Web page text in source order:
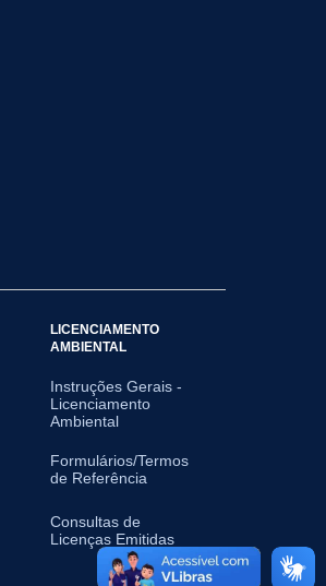
LICENCIAMENTO
AMBIENTAL
Instruções Gerais -
Licenciamento
Ambiental
Formulários/Termos
de Referência
Consultas de
Licenças Emitidas